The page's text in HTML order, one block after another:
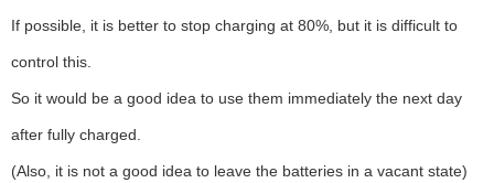
If possible, it is better to stop charging at 80%, but it is difficult to
control this.
So it would be a good idea to use them immediately the next day
after fully charged.
(Also, it is not a good idea to leave the batteries in a vacant state)